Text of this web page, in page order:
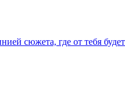
сюжета, где от тебя будет